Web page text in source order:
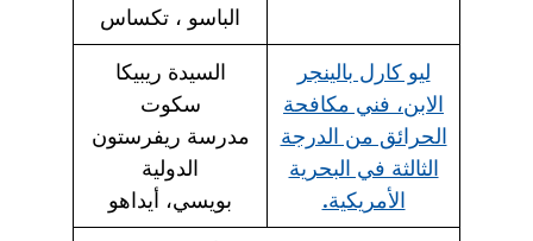
الباسو ، تكساس
ليو كارل بالينجر
الابن، فني مكافحة
الحرائق من الدرجة
الثالثة في البحرية
الأمريكية.
السيدة ريبيكا
سكوت
مدرسة ريفرستون
الدولية
بويسي، أيداهو